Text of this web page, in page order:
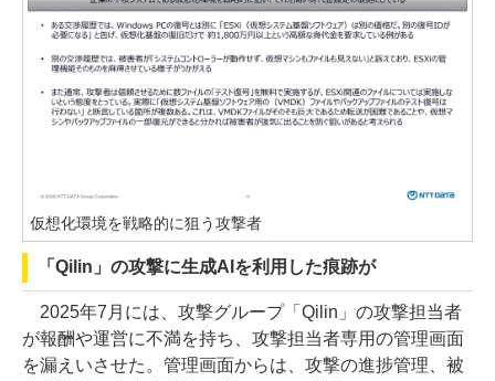
仮想化環境を戦略的に狙う攻撃者
「Qilin」の攻撃に生成AIを利用した痕跡が
2025年7月には、攻撃グループ「Qilin」の攻撃担当者
が報酬や運営に不満を持ち、攻撃担当者専用の管理画面
を漏えいさせた。管理画面からは、攻撃の進捗管理、被